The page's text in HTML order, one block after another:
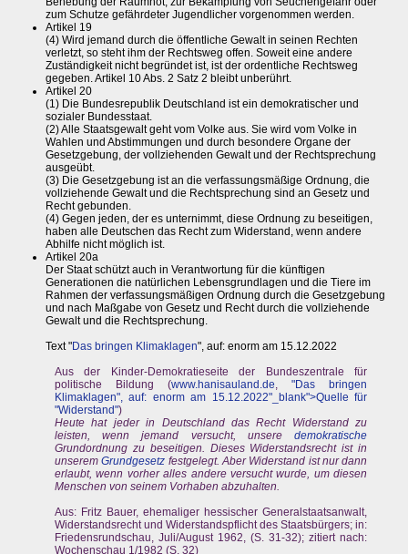
zum Schutze gefährdeter Jugendlicher vorgenommen werden.
Artikel 19
(4) Wird jemand durch die öffentliche Gewalt in seinen Rechten
verletzt, so steht ihm der Rechtsweg offen. Soweit eine andere
Zuständigkeit nicht begründet ist, ist der ordentliche Rechtsweg
gegeben. Artikel 10 Abs. 2 Satz 2 bleibt unberührt.
Artikel 20
(1) Die Bundesrepublik Deutschland ist ein demokratischer und
sozialer Bundesstaat.
(2) Alle Staatsgewalt geht vom Volke aus. Sie wird vom Volke in
Wahlen und Abstimmungen und durch besondere Organe der
Gesetzgebung, der vollziehenden Gewalt und der Rechtsprechung
ausgeübt.
(3) Die Gesetzgebung ist an die verfassungsmäßige Ordnung, die
vollziehende Gewalt und die Rechtsprechung sind an Gesetz und
Recht gebunden.
(4) Gegen jeden, der es unternimmt, diese Ordnung zu beseitigen,
haben alle Deutschen das Recht zum Widerstand, wenn andere
Abhilfe nicht möglich ist.
Artikel 20a
Der Staat schützt auch in Verantwortung für die künftigen
Generationen die natürlichen Lebensgrundlagen und die Tiere im
Rahmen der verfassungsmäßigen Ordnung durch die Gesetzgebung
und nach Maßgabe von Gesetz und Recht durch die vollziehende
Gewalt und die Rechtsprechung.
Text "Das bringen Klimaklagen", auf: enorm am 15.12.2022
Aus der Kinder-Demokratieseite der Bundeszentrale für
politische Bildung (www.hanisauland.de,"Das bringen
Klimaklagen", auf: enorm am 15.12.2022"_blank">Quelle für
"Widerstand")
Heute hat jeder in Deutschland das Recht Widerstand zu
leisten, wenn jemand versucht, unseredemokratische
Grundordnung zu beseitigen. Dieses Widerstandsrecht ist in
unseremGrundgesetz festgelegt. Aber Widerstand ist nur dann
erlaubt, wenn vorher alles andere versucht wurde, um diesen
Menschen von seinem Vorhaben abzuhalten.
Aus: Fritz Bauer, ehemaliger hessischer Generalstaatsanwalt,
Widerstandsrecht und Widerstandspflicht des Staatsbürgers; in:
Friedensrundschau, Juli/August 1962, (S. 31-32); zitiert nach:
Wochenschau 1/1982 (S. 32)